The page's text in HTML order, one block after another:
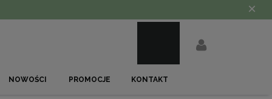
×
NOWOŚCI PROMOCJE KONTAKT